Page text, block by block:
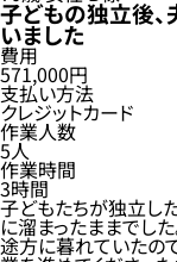
子どもの独立後
いました
費用
571,000円
支払い方法
クレジットカード
作業人数
5人
作業時間
3時間
子どもたちが独立し
に溜まったままでし
途方に暮れていたの